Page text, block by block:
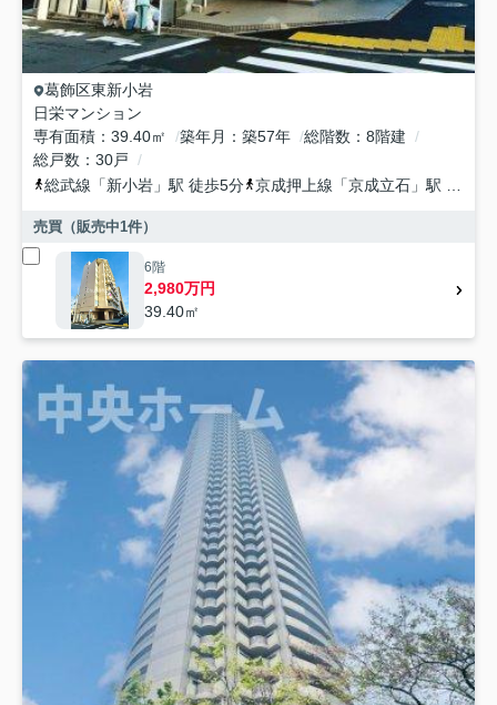
葛飾区東新小岩
日栄マンション
専有面積
39.40㎡ 築年月 築57年 総階数
8階建
総戸数
30戸
総武線 「新小岩 」駅 徒歩5分 京成押上線 「京成立石 」駅 徒歩29分
売買（販売中1件）
6階
2,980万円
39.40㎡